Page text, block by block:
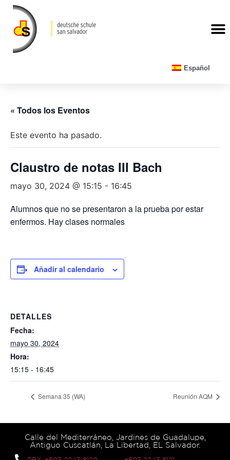
Español
« Todos los Eventos
Este evento ha pasado.
Claustro de notas III Bach
mayo 30, 2024 @ 15:15 - 16:45
Alumnos que no se presentaron a la prueba por estar
enfermos. Hay clases normales
Añadir al calendario
DETALLES
Fecha:
mayo 30, 2024
Hora:
15:15 - 16:45
Semana 35 (WA) Reunión AQM
Calle del Mediterráneo, Jardines de Guadalupe,
Antiguo Cuscatlán, La Libertad, EL Salvador.